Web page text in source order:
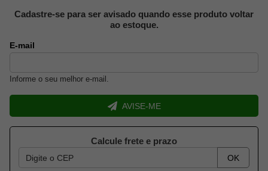
Cadastre-se para ser avisado quando esse produto voltar
ao estoque.
E-mail
Informe o seu melhor e-mail.
AVISE-ME
Calcule frete e prazo
OK